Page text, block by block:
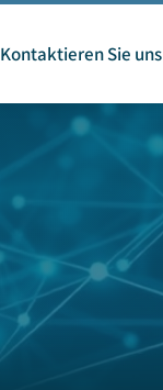
Kontaktieren Sie uns